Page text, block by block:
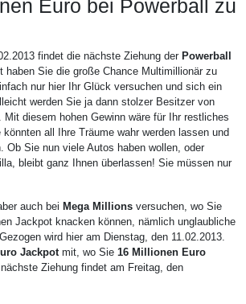
Euro bei Powerball zu
findet die nächste Ziehung der Powerball
haben Sie die große Chance Multimillionär zu
nur hier Ihr Glück versuchen und sich ein
werden Sie ja dann stolzer Besitzer von
. Mit diesem hohen Gewinn wäre für Ihr restliches
all Ihre Träume wahr werden lassen und
Ob Sie nun viele Autos haben wollen, oder
bleibt ganz Ihnen überlassen! Sie müssen nur
auch bei Mega Millions versuchen, wo Sie
Jackpot knacken können, nämlich unglaubliche
wird hier am Dienstag, den 11.02.2013.
Jackpotmit, wo Sie 16 Millionen Euro
Ziehung findet am Freitag, den